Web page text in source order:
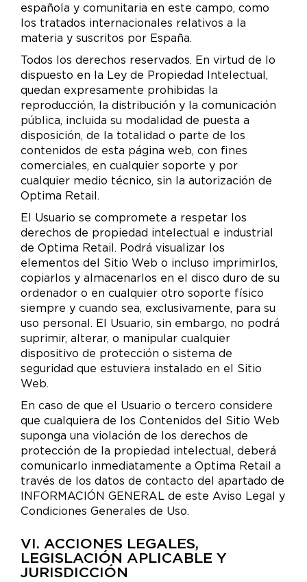
española y comunitaria en este campo, como
los tratados internacionales relativos a la
materia y suscritos por España.
Todos los derechos reservados. En virtud de lo
dispuesto en la Ley de Propiedad Intelectual,
quedan expresamente prohibidas la
reproducción, la distribución y la comunicación
pública, incluida su modalidad de puesta a
disposición, de la totalidad o parte de los
contenidos de esta página web, con fines
comerciales, en cualquier soporte y por
cualquier medio técnico, sin la autorización de
Optima Retail.
El Usuario se compromete a respetar los
derechos de propiedad intelectual e industrial
de Optima Retail. Podrá visualizar los
elementos del Sitio Web o incluso imprimirlos,
copiarlos y almacenarlos en el disco duro de su
ordenador o en cualquier otro soporte físico
siempre y cuando sea, exclusivamente, para su
uso personal. El Usuario, sin embargo, no podrá
suprimir, alterar, o manipular cualquier
dispositivo de protección o sistema de
seguridad que estuviera instalado en el Sitio
Web.
En caso de que el Usuario o tercero considere
que cualquiera de los Contenidos del Sitio Web
suponga una violación de los derechos de
protección de la propiedad intelectual, deberá
comunicarlo inmediatamente a Optima Retail a
través de los datos de contacto del apartado de
INFORMACIÓN GENERAL de este Aviso Legal y
Condiciones Generales de Uso.
VI. ACCIONES LEGALES,
LEGISLACIÓN APLICABLE Y
JURISDICCIÓN